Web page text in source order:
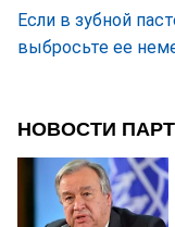
Если в зубной
выбросьте ее